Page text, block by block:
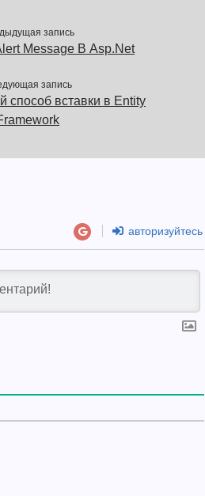
запись
Message В Asp.Net
запись
вставки в Entity
авторизуйтесь